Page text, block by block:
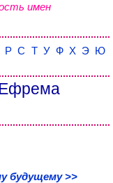
имен
Р С Т У Ф Х Э Ю
Ефрема
будущему >>